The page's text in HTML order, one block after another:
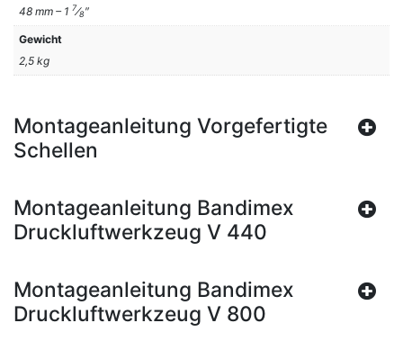
48 mm – 1 7⁄8″
Gewicht
2,5 kg
Montageanleitung Vorgefertigte
Schellen
Montageanleitung Bandimex
Druckluftwerkzeug V 440
Montageanleitung Bandimex
Druckluftwerkzeug V 800